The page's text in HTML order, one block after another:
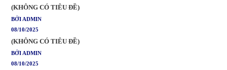
(KHÔNG CÓ TIÊU ĐỀ)
BỞI ADMIN
08/10/2025
(KHÔNG CÓ TIÊU ĐỀ)
BỞI ADMIN
08/10/2025